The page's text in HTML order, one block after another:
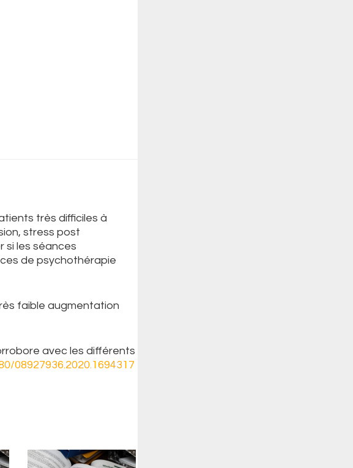
très difficiles à
stress post
si les séances
de psychothérapie
très faible augmentation
avec les différents
08927936.2020.1694317